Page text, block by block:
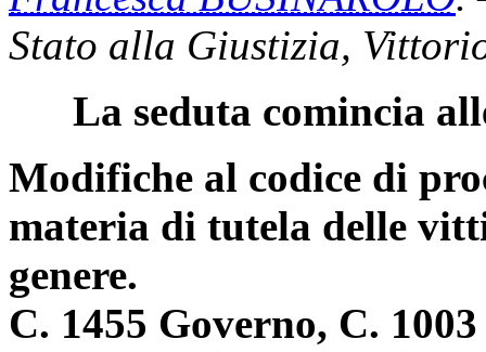
Stato alla Giustizia,
La seduta comincia
Modifiche al codice di
materia di tutela delle
genere.
C. 1455 Governo, C.